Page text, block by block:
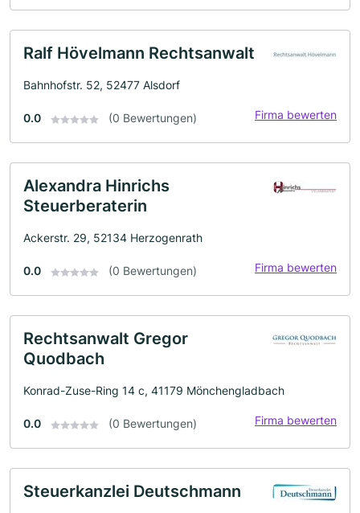
Ralf Hövelmann Rechtsanwalt
Bahnhofstr. 52, 52477 Alsdorf
0.0 (0 Bewertungen) Firma bewerten
Alexandra Hinrichs
Steuerberaterin
Ackerstr. 29, 52134 Herzogenrath
0.0 (0 Bewertungen) Firma bewerten
Rechtsanwalt Gregor
Quodbach
Konrad-Zuse-Ring 14 c, 41179 Mönchengladbach
0.0 (0 Bewertungen) Firma bewerten
Steuerkanzlei Deutschmann